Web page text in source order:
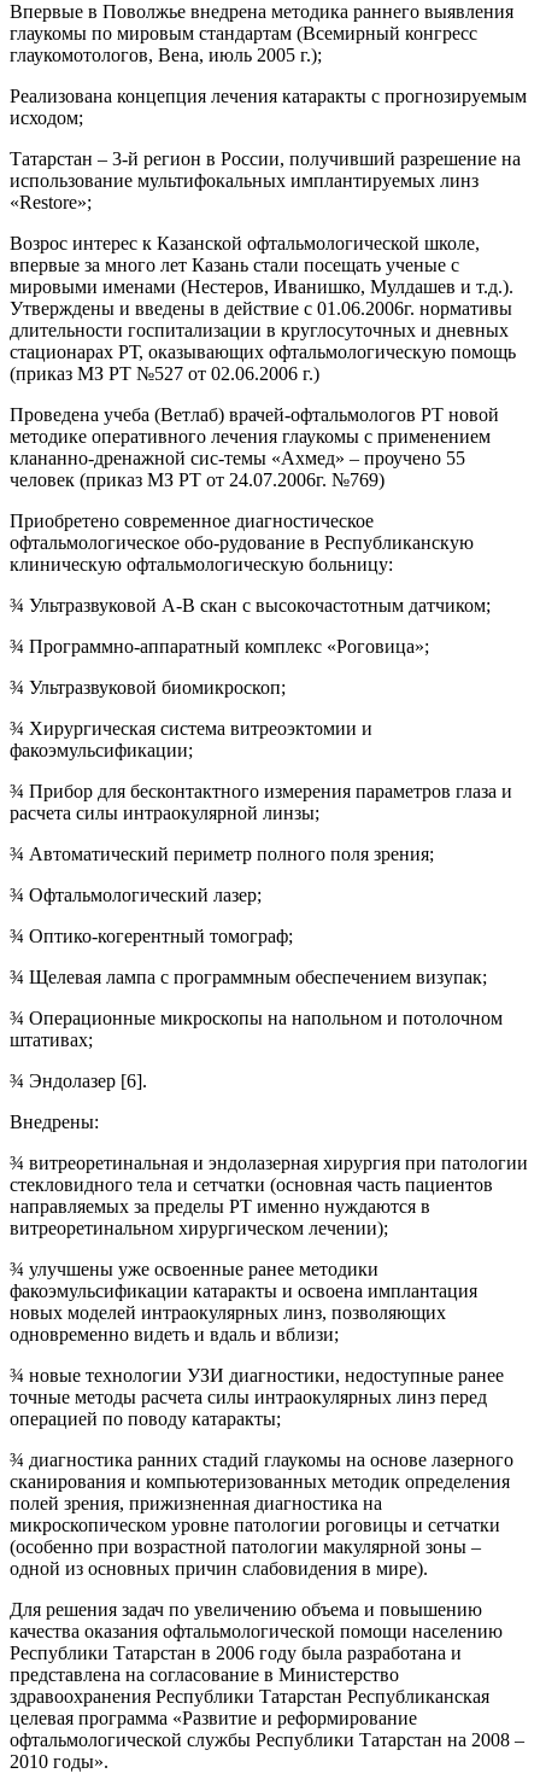
Впервые в Поволжье внедрена методика раннего выявления
глаукомы по мировым стандартам (Всемирный конгресс
глаукомотологов, Вена, июль 2005 г.);
Реализована концепция лечения катаракты с прогнозируемым
исходом;
Татарстан – 3-й регион в России, получивший разрешение на
использование мультифокальных имплантируемых линз
«Restore»;
Возрос интерес к Казанской офтальмологической школе,
впервые за много лет Казань стали посещать ученые с
мировыми именами (Нестеров, Иванишко, Мулдашев и т.д.).
Утверждены и введены в действие с 01.06.2006г. нормативы
длительности госпитализации в круглосуточных и дневных
стационарах РТ, оказывающих офтальмологическую помощь
(приказ МЗ РТ №527 от 02.06.2006 г.)
Проведена учеба (Ветлаб) врачей-офтальмологов РТ новой
методике оперативного лечения глаукомы с применением
клананно-дренажной сис-темы «Ахмед» – проучено 55
человек (приказ МЗ РТ от 24.07.2006г. №769)
Приобретено современное диагностическое
офтальмологическое обо-рудование в Республиканскую
клиническую офтальмологическую больницу:
¾ Ультразвуковой А-В скан с высокочастотным датчиком;
¾ Программно-аппаратный комплекс «Роговица»;
¾ Ультразвуковой биомикроскоп;
¾ Хирургическая система витреоэктомии и
факоэмульсификации;
¾ Прибор для бесконтактного измерения параметров глаза и
расчета силы интраокулярной линзы;
¾ Автоматический периметр полного поля зрения;
¾ Офтальмологический лазер;
¾ Оптико-когерентный томограф;
¾ Щелевая лампа с программным обеспечением визупак;
¾ Операционные микроскопы на напольном и потолочном
штативах;
¾ Эндолазер [6].
Внедрены:
¾ витреоретинальная и эндолазерная хирургия при патологии
стекловидного тела и сетчатки (основная часть пациентов
направляемых за пределы РТ именно нуждаются в
витреоретинальном хирургическом лечении);
¾ улучшены уже освоенные ранее методики
факоэмульсификации катаракты и освоена имплантация
новых моделей интраокулярных линз, позволяющих
одновременно видеть и вдаль и вблизи;
¾ новые технологии УЗИ диагностики, недоступные ранее
точные методы расчета силы интраокулярных линз перед
операцией по поводу катаракты;
¾ диагностика ранних стадий глаукомы на основе лазерного
сканирования и компьютеризованных методик определения
полей зрения, прижизненная диагностика на
микроскопическом уровне патологии роговицы и сетчатки
(особенно при возрастной патологии макулярной зоны –
одной из основных причин слабовидения в мире).
Для решения задач по увеличению объема и повышению
качества оказания офтальмологической помощи населению
Республики Татарстан в 2006 году была разработана и
представлена на согласование в Министерство
здравоохранения Республики Татарстан Республиканская
целевая программа «Развитие и реформирование
офтальмологической службы Республики Татарстан на 2008 –
2010 годы».